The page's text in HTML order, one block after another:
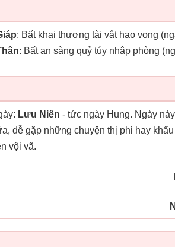
: Bất khai thương tài vật hao vong
: Bất an sàng quỷ túy nhập phòng
Lưu Niên - tức ngày Hung. Ngày
dễ gặp những chuyện thị phi hay
vội vã.